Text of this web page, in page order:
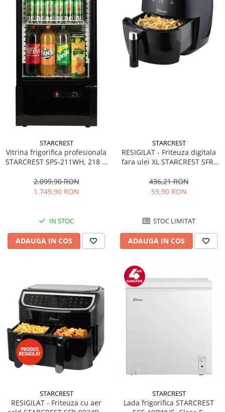
STARCREST
Vitrina frigorifica profesionala
STARCREST SPS-211WH, 218 L,
LED, H 141 cm, Negru
2.099,90 RON
1.749,90 RON
IN STOC
ADAUGA IN COS
STARCREST
RESIGILAT - Friteuza digitala
fara ulei XL STARCREST SFR-
Termostat 80 - 200 °C, 8
programe predefinite, Negru
436,21 RON
59,90 RON
STOC LIMITAT
ADAUGA IN COS
STARCREST
RESIGILAT - Friteuza cu aer
STARCREST
Lada frigorifica STARCREST